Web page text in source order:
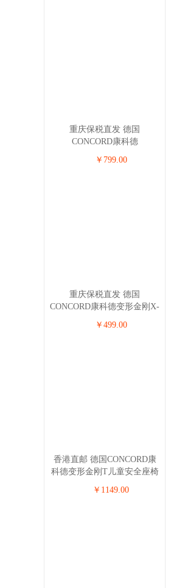
重庆保税直发 德国
CONCORD康科德
￥799.00
重庆保税直发 德国
CONCORD康科德变形金刚X-
￥499.00
香港直邮 德国CONCORD康
科德变形金刚T儿童安全座椅
￥1149.00